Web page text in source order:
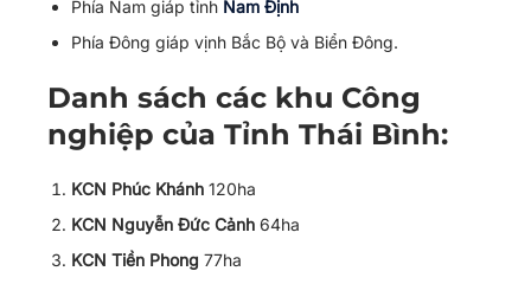
Phía Nam giáp tỉnh Nam Định
Phía Đông giáp vịnh Bắc Bộ và Biển Đông.
Danh sách các khu Công
nghiệp của Tỉnh Thái Bình:
KCN Phúc Khánh 120ha
KCN Nguyễn Đức Cảnh 64ha
KCN Tiền Phong 77ha